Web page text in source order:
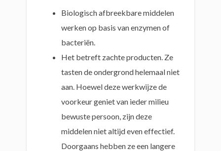
Biologisch afbreekbare middelen
werken op basis van enzymen of
bacteriën.
Het betreft zachte producten. Ze
tasten de ondergrond helemaal niet
aan. Hoewel deze werkwijze de
voorkeur geniet van ieder milieu
bewuste persoon, zijn deze
middelen niet altijd even effectief.
Doorgaans hebben ze een langere